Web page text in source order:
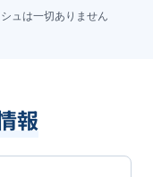
ュは一切ありません
報